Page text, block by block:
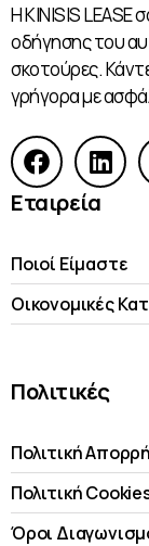
Η KINISIS LEASE
οδήγησης του
σκοτούρες.
γρήγορα με
Εταιρεία
Ποιοί Είμαστε
Οικονομικές
Πολιτικές
Πολιτική
Πολιτική
Όροι